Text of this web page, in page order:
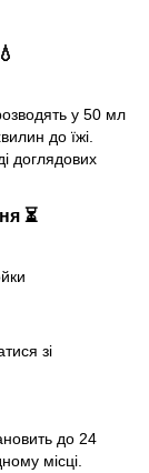
у 50 мл
до їжі.
доглядових
⏳
зі
до 24
місці.